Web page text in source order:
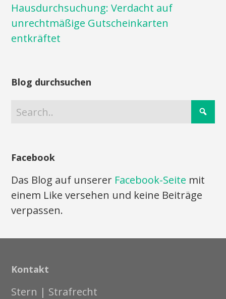
Hausdurchsuchung: Verdacht auf
unrechtmäßige Gutscheinkarten
entkräftet
Blog durchsuchen
Facebook
Das Blog auf unserer Facebook-Seite mit
einem Like versehen und keine Beiträge
verpassen.
Kontakt
Stern | Strafrecht